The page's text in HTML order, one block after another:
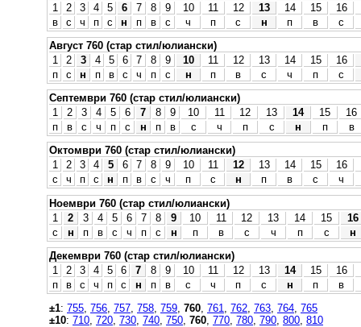
1
2 3 4 5 6 7 8 9 10 11 12 13 14 15
16
в
с ч п с н п в с ч п с н п в
с
Август 760 (стар стил/юлиански)
1
2 3 4 5 6 7 8 9 10 11 12 13 14 15
16
п
с н п в с ч п с н п в с ч п
с
Септември 760 (стар стил/юлиански)
1
2 3 4 5 6 7 8 9 10 11 12 13 14 15
16
п
в с ч п с н п в с ч п с н п
в
Октомври 760 (стар стил/юлиански)
1
2 3 4 5 6 7 8 9 10 11 12 13 14 15
16
с
ч п с н п в с ч п с н п в с
ч
Ноември 760 (стар стил/юлиански)
1
2 3 4 5 6 7 8 9 10 11 12 13 14 15
16
с
н п в с ч п с н п в с ч п с
н
Декември 760 (стар стил/юлиански)
1
2 3 4 5 6 7 8 9 10 11 12 13 14 15
16
п
в с ч п с н п в с ч п с н п
в
±1: 755 756 757 758 759 760 761 762 763 764 765
±10: 710 720 730 740 750 760 770 780 790 800 810